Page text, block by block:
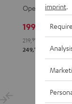
Open-Source-
Deal
199, €
219,99
249,99
imprint